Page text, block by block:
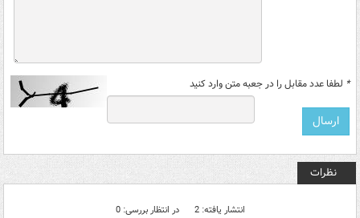
* لطفا عدد مقابل را در جعبه متن وارد کنید
نظرات
انتشار یافته: 2 در انتظار بررسی: 0